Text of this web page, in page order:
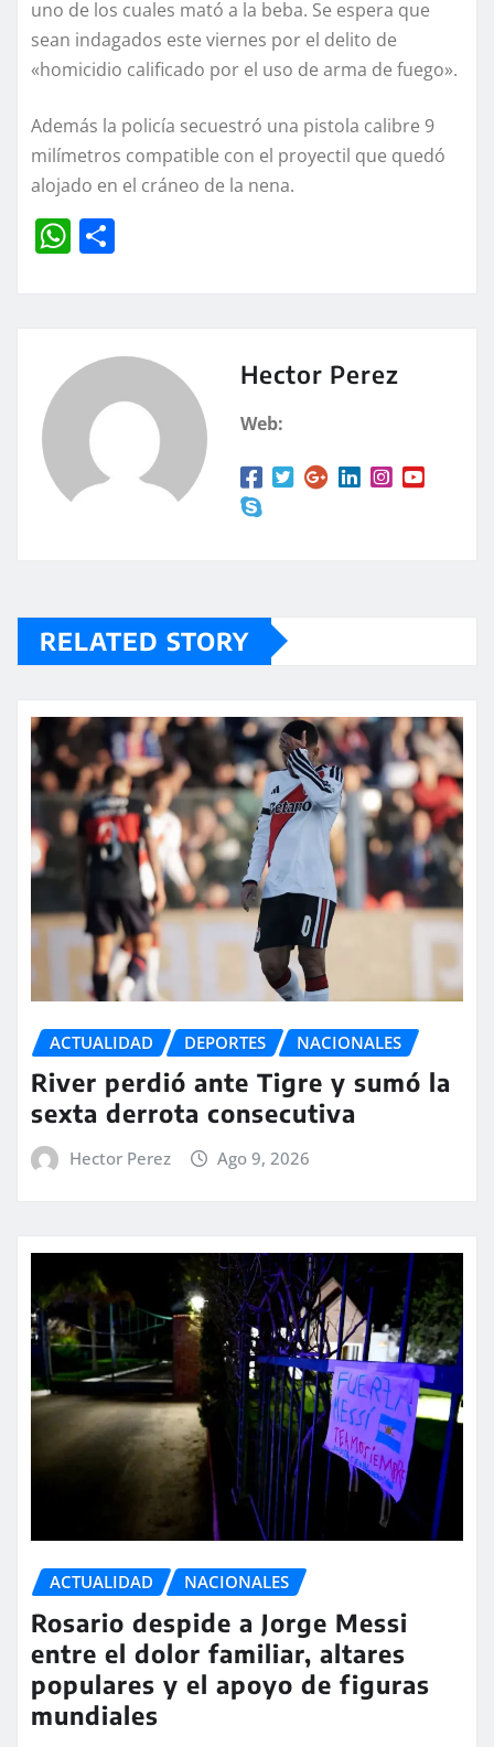
uno de los cuales mató a la beba. Se espera que
sean indagados este viernes por el delito de
«homicidio calificado por el uso de arma de fuego».
Además la policía secuestró una pistola calibre 9
milímetros compatible con el proyectil que quedó
alojado en el cráneo de la nena.
W
A
p
rt
Hector Perez
Web:
RELATED STORY
ACTUALIDAD DEPORTES NACIONALES
River perdió ante Tigre y sumó la
sexta derrota consecutiva
Hector Perez Ago 9, 2026
ACTUALIDAD NACIONALES
Rosario despide a Jorge Messi
entre el dolor familiar, altares
populares y el apoyo de figuras
mundiales